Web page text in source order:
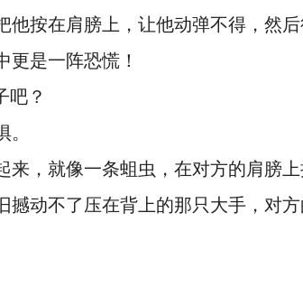
他按在肩膀上，让他动弹不得，然后
更是一阵恐慌！
吧？
来，就像一条蛆虫，在对方的肩膀上
撼动不了压在背上的那只大手，对